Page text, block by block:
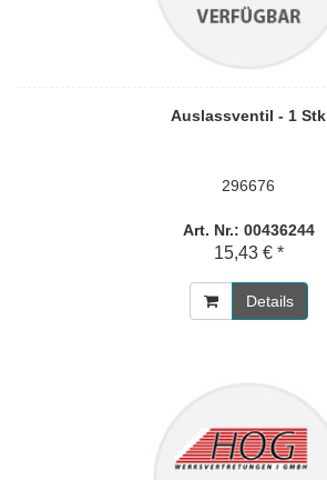
Auslassventil - 1 Stk
296676
Art. Nr.: 00436244
15,43 € *
Details